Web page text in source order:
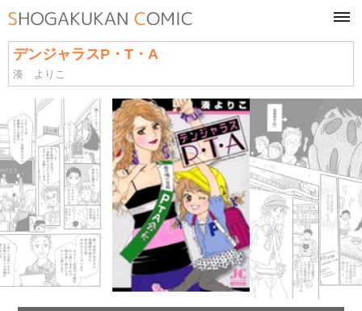
デンジャラスP・T・A
湊 よりこ